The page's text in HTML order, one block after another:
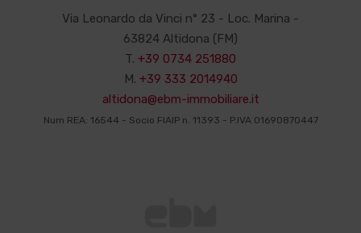
Via Leonardo da Vinci n° 23 - Loc. Marina -
63824 Altidona (FM)
T. +39 0734 251880
M. +39 333 2014940
altidona@ebm-immobiliare.it
Num REA: 16544 - Socio FIAIP n. 11393 - P.IVA 01690870447